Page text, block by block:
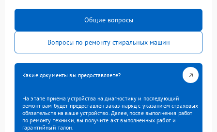
Общие вопросы
Вопросы по ремонту стиральных машин
Какие документы вы предоставляете?
На этапе приема устройства на диагностику и последующий
ремонт вам будет предоставлен заказ-наряд с указанием страховых
обязательств на ваше устройство. Далее, после выполнения работ
по ремонту техники, вы получите акт выполненных работ и
гарантийный талон.